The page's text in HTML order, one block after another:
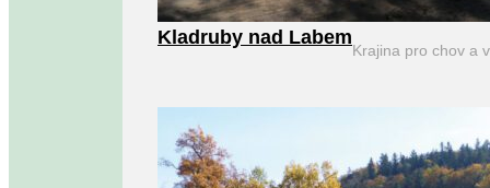
Kladruby nad Labem
Krajina pro chov a